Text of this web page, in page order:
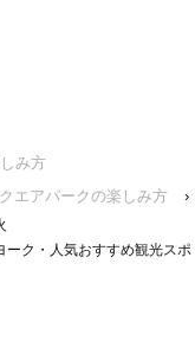
しみ方
エアパークの楽しみ方
›
ーク・人気おすすめ観光スポ